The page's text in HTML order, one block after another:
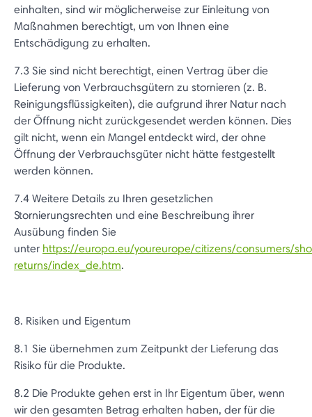
einhalten, sind wir möglicherweise zur Einleitung von
Maßnahmen berechtigt, um von Ihnen eine
Entschädigung zu erhalten.
7.3 Sie sind nicht berechtigt, einen Vertrag über die
Lieferung von Verbrauchsgütern zu stornieren (z. B.
Reinigungsflüssigkeiten), die aufgrund ihrer Natur nach
der Öffnung nicht zurückgesendet werden können. Dies
gilt nicht, wenn ein Mangel entdeckt wird, der ohne
Öffnung der Verbrauchsgüter nicht hätte festgestellt
werden können.
7.4 Weitere Details zu Ihren gesetzlichen
Stornierungsrechten und eine Beschreibung ihrer
Ausübung finden Sie
unter https://europa.eu/youreurope/citizens/consumers/
returns/index_de.htm.
8. Risiken und Eigentum
8.1 Sie übernehmen zum Zeitpunkt der Lieferung das
Risiko für die Produkte.
8.2 Die Produkte gehen erst in Ihr Eigentum über, wenn
wir den gesamten Betrag erhalten haben, der für die